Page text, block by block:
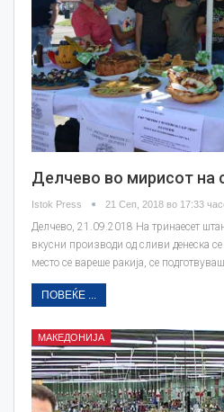
Делчево во мирисот на
Istok Press 21 Сеп, 2018 во 17:33
Делчево, 21.09.2018 На тринаесет
вкусни производи од сливи денеска
место се вареше ракија, се
ПОВЕЌЕ ...
МАКЕДОНИЈА